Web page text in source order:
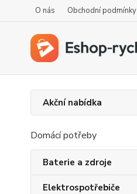
O nás Obchodní podmínky
Akční nabídka
Domácí potřeby
Baterie a zdroje
Elektrospotřebiče